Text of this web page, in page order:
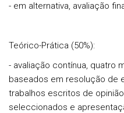
- em alternativa, avaliação
Teórico-Prática (50%):
- avaliação contínua, quatro
baseados em resolução de
trabalhos escritos de
seleccionados e